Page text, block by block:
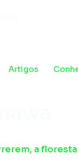
Artigos
a